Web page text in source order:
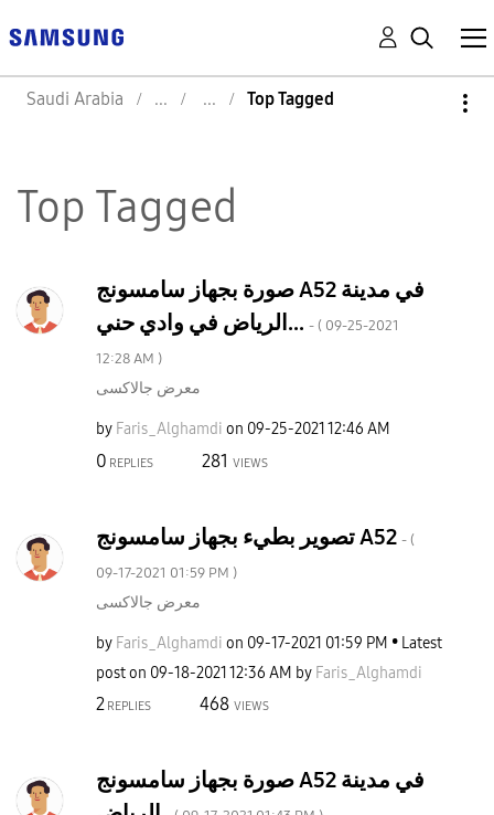
Saudi Arabia Top Tagged
Top Tagged
صورة بجهاز سامسونج A52 في مدينة
الرياض في وادي حني... - ( ‎09-25-2021
12:28 AM )
معرض جالاكسى
by Faris_Alghamdi on ‎09-25-2021 12:46 AM
0 REPLIES 281 VIEWS
تصوير بطيء بجهاز سامسونج A52 - (
‎09-17-2021 01:59 PM )
معرض جالاكسى
by Faris_Alghamdi on ‎09-17-2021 01:59 PM
Latest
post on ‎09-18-2021 12:36 AM by Faris_Alghamdi
2REPLIES 468 VIEWS
صورة بجهاز سامسونج A52 في مدينة